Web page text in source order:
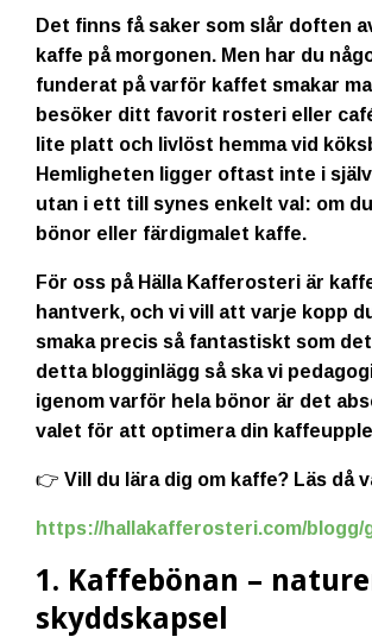
Det finns få saker som slår doften
kaffe på morgonen. Men har du
funderat på varför kaffet smakar
besöker ditt favorit rosteri eller
lite platt och livlöst hemma vid
Hemligheten ligger oftast inte i
utan i ett till synes enkelt val: om
bönor eller färdigmalet kaffe.
För oss på Hälla Kafferosteri är
hantverk, och vi vill att varje kopp
smaka precis så fantastiskt som det
detta blogginlägg så ska vi
igenom varför hela bönor är det
valet för att optimera din
👉 Vill du lära dig om kaffe? Läs då
https://hallakafferosteri.com/blogg/
1. Kaffebönan –
skyddskapsel